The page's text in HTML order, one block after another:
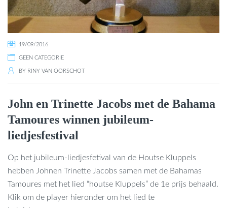
19/09/2016
GEEN CATEGORIE
BY RINY VAN OORSCHOT
John en Trinette Jacobs met de Bahama
Tamoures winnen jubileum-
liedjesfestival
Op het jubileum-liedjesfetival van de Houtse Kluppels
hebben Johnen Trinette Jacobs samen met de Bahamas
Tamoures met het lied “houtse Kluppels” de 1e prijs behaald.
Klik om de player hieronder om het lied te